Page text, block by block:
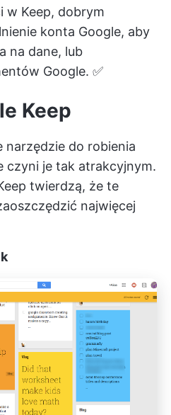
w Keep, dobrym
konta Google, aby
na dane, lub
Google. ✅
Keep
narzędzie do robienia
czyni je tak atrakcyjnym.
twierdzą, że te
najwięcej